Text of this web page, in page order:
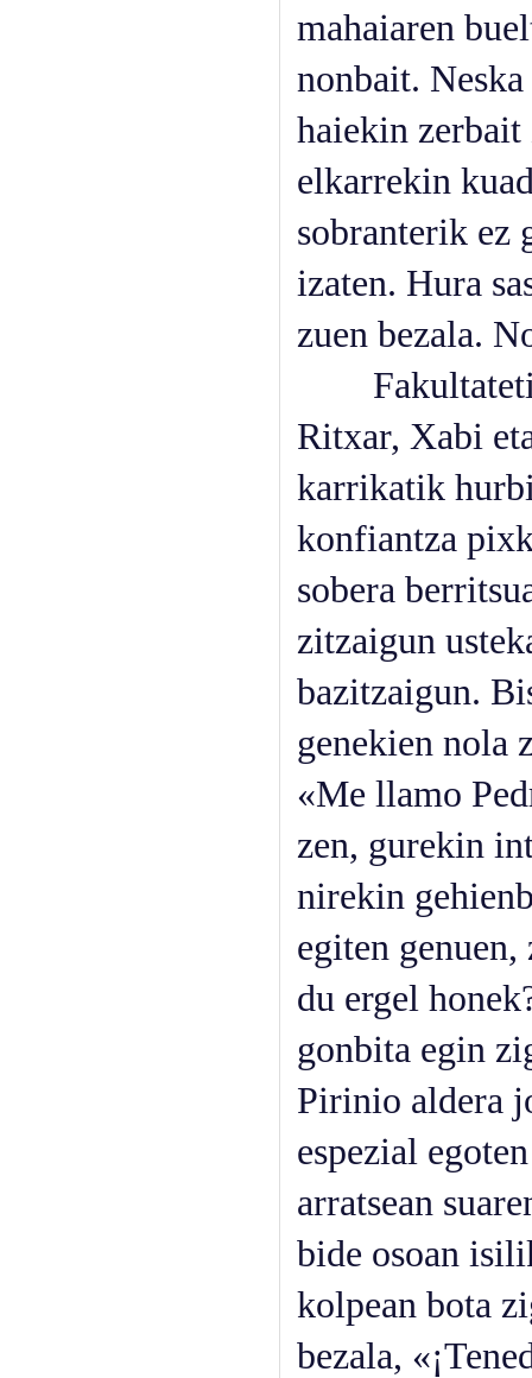
mahaiaren
nonbait.
haiekin
elkarrekin
sobranterik ez
izaten. Hura
zuen bezala.
Fakultatetik
Ritxar, Xabi
karrikatik
konfiantza
sobera
zitzaigun
bazitzaigun.
genekien nola
«Me llamo
zen, gurekin
nirekin
egiten
du ergel
gonbita egin
Pirinio aldera
espezial
arratsean
bide osoan
kolpean bota
bezala,